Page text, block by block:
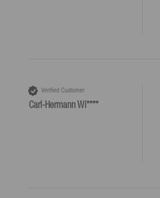
Verified Customer
Carl-Hermann Wi****